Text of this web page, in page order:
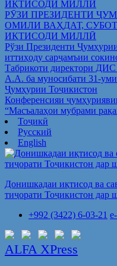
ИҚТИСОДИ МИЛЛӢ
РӮЗИ ПРЕЗИДЕНТИ
ОМИЛИ ВАҲДАТ,
ИҚТИСОДИ МИЛЛӢ
Рўзи Президенти
иттиҳоду сарҷамъии
Табрикоти директори
А.А. ба муносибати 31-
Ҷумҳурии Тоҷикистон
Конференсияи
“Масъалаҳои мубрами
Тоҷикӣ
Русский
English
Донишкадаи иқтисод ва
тиҷорати Тоҷикистон дар
+992 (3422) 6-03-21
ALFA XPress